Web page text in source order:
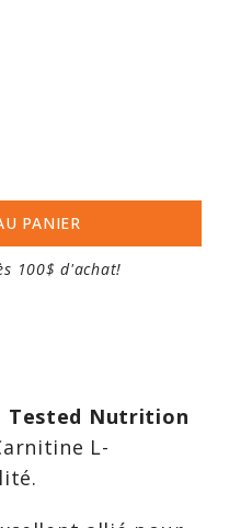
PANIER
100$ d'achat!
Tested Nutrition
L-